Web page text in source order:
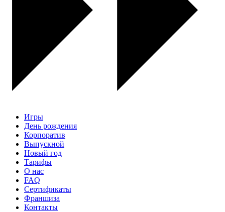
Игры
День рождения
Корпоратив
Выпускной
Новый год
Тарифы
О нас
FAQ
Сертификаты
Франшиза
Контакты